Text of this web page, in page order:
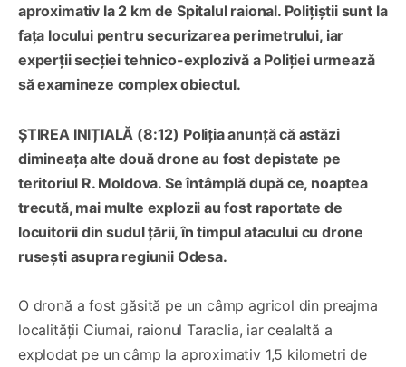
aproximativ la 2 km de Spitalul raional. Polițiștii sunt la
fața locului pentru securizarea perimetrului, iar
experții secției tehnico-explozivă a Poliției urmează
să examineze complex obiectul.
ȘTIREA INIȚIALĂ (8:12) Poliția anunță că astăzi
dimineața alte două drone au fost depistate pe
teritoriul R. Moldova. Se întâmplă după ce, noaptea
trecută, mai multe explozii au fost raportate de
locuitorii din sudul țării, în timpul atacului cu drone
rusești asupra regiunii Odesa.
O dronă a fost găsită pe un câmp agricol din preajma
localității Ciumai, raionul Taraclia, iar cealaltă a
explodat pe un câmp la aproximativ 1,5 kilometri de